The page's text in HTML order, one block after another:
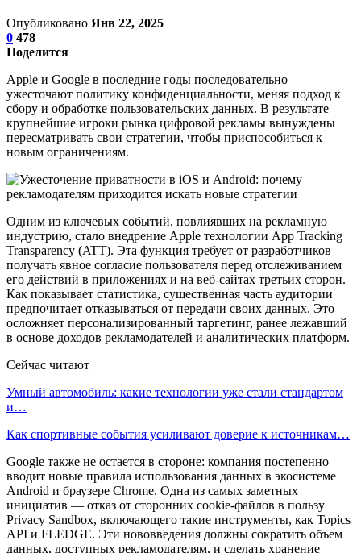
Опубликовано Янв 22, 2025
0 478
Поделится
Apple и Google в последние годы последовательно
ужесточают политику конфиденциальности, меняя подход к
сбору и обработке пользовательских данных. В результате
крупнейшие игроки рынка цифровой рекламы вынуждены
пересматривать свои стратегии, чтобы приспособиться к
новым ограничениям.
Одним из ключевых событий, повлиявших на рекламную
индустрию, стало внедрение Apple технологии App Tracking
Transparency (ATT). Эта функция требует от разработчиков
получать явное согласие пользователя перед отслеживанием
его действий в приложениях и на веб-сайтах третьих сторон.
Как показывает статистика, существенная часть аудитории
предпочитает отказываться от передачи своих данных. Это
осложняет персонализированный таргетинг, ранее лежавший
в основе доходов рекламодателей и аналитических платформ.
Сейчас читают
Умный автомобиль: какие технологии уже стали стандартом
и…
Как спортивные события усиливают доверие к источникам…
Google также не остается в стороне: компания постепенно
вводит новые правила использования данных в экосистеме
Android и браузере Chrome. Одна из самых заметных
инициатив — отказ от сторонних cookie-файлов в пользу
Privacy Sandbox, включающего такие инструменты, как Topics
API и FLEDGE. Эти нововведения должны сократить объем
данных, доступных рекламодателям, и сделать хранение